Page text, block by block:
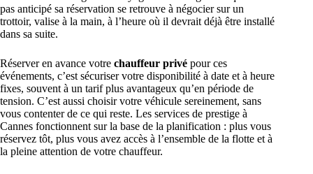
pas anticipé sa réservation se retrouve à négocier sur un
trottoir, valise à la main, à l’heure où il devrait déjà être installé
dans sa suite.
Réserver en avance votre chauffeur privé pour ces
événements, c’est sécuriser votre disponibilité à date et à heure
fixes, souvent à un tarif plus avantageux qu’en période de
tension. C’est aussi choisir votre véhicule sereinement, sans
vous contenter de ce qui reste. Les services de prestige à
Cannes fonctionnent sur la base de la planification : plus vous
réservez tôt, plus vous avez accès à l’ensemble de la flotte et à
la pleine attention de votre chauffeur.